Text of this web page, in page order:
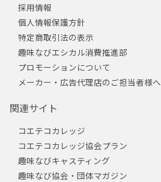
採用情報
個人情報保護方針
特定商取引法の表示
趣味なびエシカル消費推進部
プロモーションについて
メーカー・広告代理店のご担当者様へ
関連サイト
コエテコカレッジ
コエテコカレッジ協会プラン
趣味なびキャスティング
趣味なび協会・団体マガジン